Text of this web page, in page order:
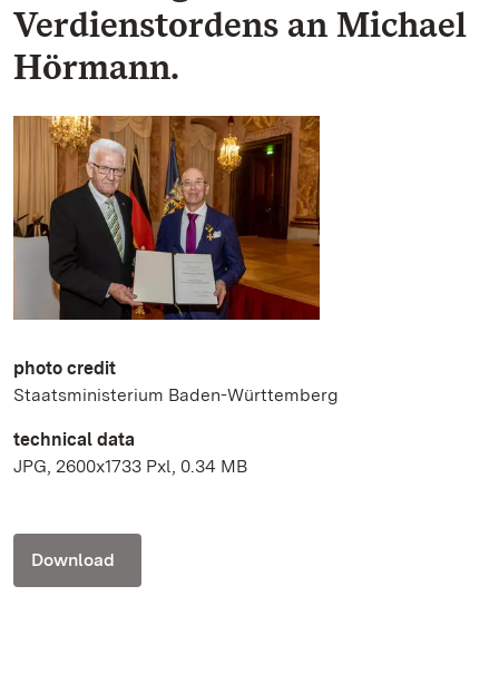
Verdienstordens an Michael
Hörmann.
photo credit
Staatsministerium Baden-Württemberg
technical data
JPG, 2600x1733 Pxl, 0.34 MB
Download